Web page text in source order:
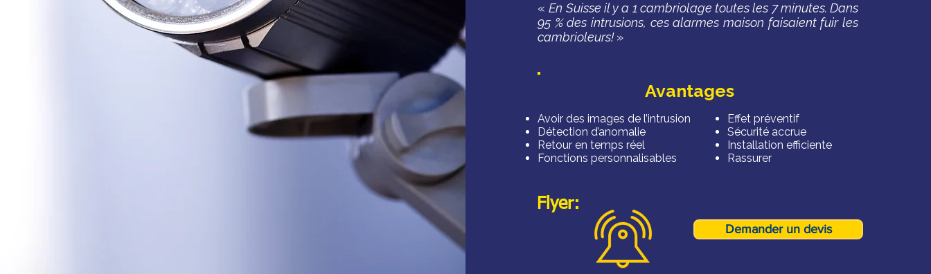
«En Suisse il y a 1 cambriolage toutes les 7 minutes. Dans
95 % des intrusions, ces alarmes maison faisaient fuir les
cambrioleurs!»
Avantages
Avoir des images de l’intrusion
Détection d’anomalie
Retour en temps réel
Fonctions personnalisables
Effet préventif
Sécurité accrue
Installation efficiente
Rassurer
Flyer:
Demander un devis